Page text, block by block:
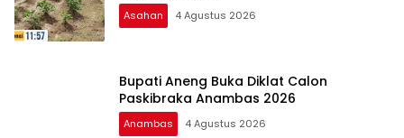
Asahan 4 Agustus 2026
Bupati Aneng Buka Diklat Calon
Paskibraka Anambas 2026
Anambas 4 Agustus 2026